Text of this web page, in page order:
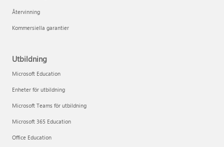
Återvinning
Kommersiella garantier
Utbildning
Microsoft Education
Enheter för utbildning
Microsoft Teams för utbildning
Microsoft 365 Education
Office Education